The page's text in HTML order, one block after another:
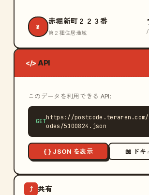
¥
赤堀新町２２３番
第２種住居地域
</> API
このデータを利用できる API:
GET
https://postcode.teraren.com/
odes/5100824.json
{ } JSON を表示 📖 ドキ
⤴ 共有